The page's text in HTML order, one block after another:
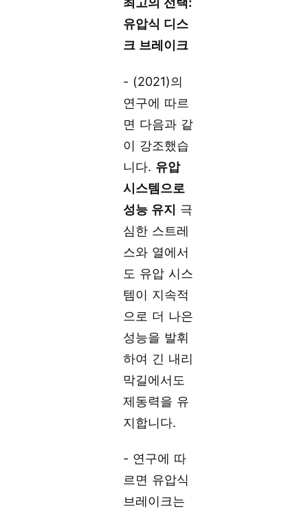
유압식 디스
크 브레이크
- (2021)의
연구에 따르
면 다음과 같
이 강조했습
니다. 유압
시스템으로
성능 유지 극
심한 스트레
스와 열에서
도 유압 시스
템이 지속적
으로 더 나은
성능을 발휘
하여 긴 내리
막길에서도
제동력을 유
지합니다.
- 연구에 따
르면 유압식
브레이크는